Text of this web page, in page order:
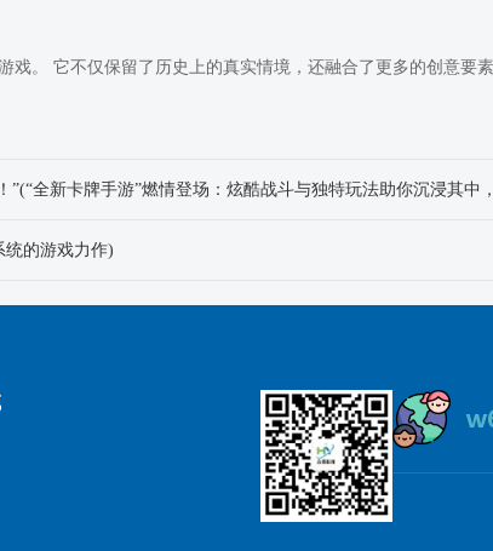
。 它不仅保留了历史上的真实情境，还融合了更多的创意要
统的游戏力作)